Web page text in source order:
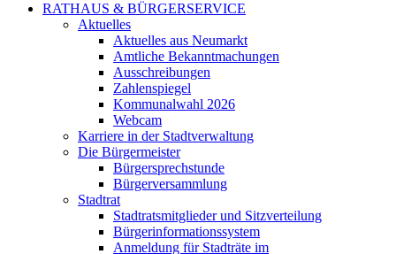
RATHAUS & BÜRGERSERVICE
Aktuelles
Aktuelles aus Neumarkt
Amtliche Bekanntmachungen
Ausschreibungen
Zahlenspiegel
Kommunalwahl 2026
Webcam
Karriere in der Stadtverwaltung
Die Bürgermeister
Bürgersprechstunde
Bürgerversammlung
Stadtrat
Stadtratsmitglieder und Sitzverteilung
Bürgerinformationssystem
Anmeldung für Stadträte im